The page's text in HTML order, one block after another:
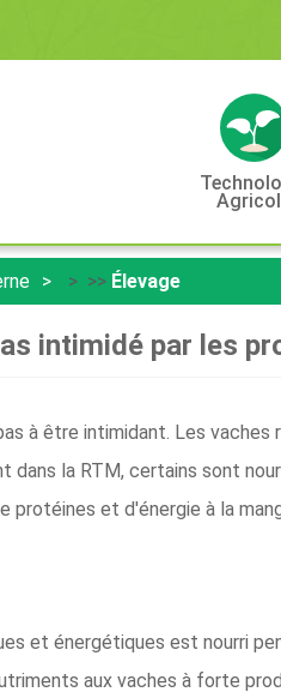
> >> Élevage
intimidé par les
à être intimidant. Les
dans la RTM, certains sont
protéines et d'énergie à la
et énergétiques est nourri
aux vaches à forte